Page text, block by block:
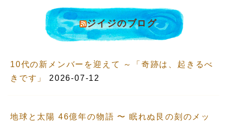
ジイジのブログ
10代の新メンバーを迎えて ～「奇跡は、起きるべ
きです」
2026-07-12
地球と太陽 46億年の物語 〜 眠れぬ艮の刻のメッ